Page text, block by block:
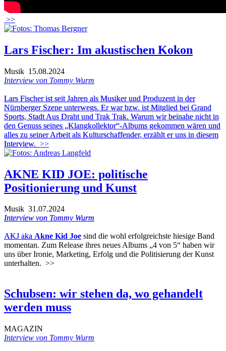
>>
Lars Fischer: Im akustischen Kokon
Musik 15.08.2024
Interview von Tommy Wurm
Lars Fischer ist seit Jahren als Musiker und Produzent in der
Nürnberger Szene unterwegs. Er war bzw. ist Mitglied bei Grand
Sports, Stadt Aus Draht und Trak Trak. Warum wir beinahe nicht in
den Genuss seines „Klangkollektor“-Albums gekommen wären und
alles zu seiner Arbeit als Kulturschaffender, erzählt er uns in diesem
Interview. >>
AKNE KID JOE: politische
Positionierung und Kunst
Musik 31.07.2024
Interview von Tommy Wurm
AKJ aka Akne Kid Joe sind die wohl erfolgreichste hiesige Band
momentan. Zum Release ihres neues Albums „4 von 5“ haben wir
uns über Ironie, Marketing, Erfolg und die Politisierung der Kunst
unterhalten. >>
Schubsen: wir stehen da, wo gehandelt
werden muss
MAGAZIN
Interview von Tommy Wurm